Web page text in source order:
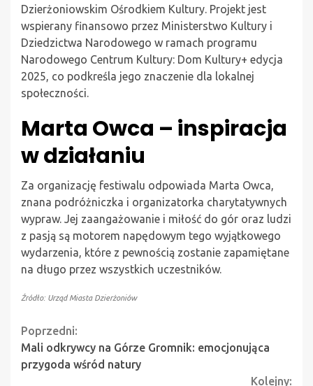
Dzierżoniowskim Ośrodkiem Kultury. Projekt jest
wspierany finansowo przez Ministerstwo Kultury i
Dziedzictwa Narodowego w ramach programu
Narodowego Centrum Kultury: Dom Kultury+ edycja
2025, co podkreśla jego znaczenie dla lokalnej
społeczności.
Marta Owca – inspiracja
w działaniu
Za organizację festiwalu odpowiada Marta Owca,
znana podróżniczka i organizatorka charytatywnych
wypraw. Jej zaangażowanie i miłość do gór oraz ludzi
z pasją są motorem napędowym tego wyjątkowego
wydarzenia, które z pewnością zostanie zapamiętane
na długo przez wszystkich uczestników.
Źródło: Urząd Miasta Dzierżoniów
Continue
Reading
Poprzedni:
Mali odkrywcy na Górze Gromnik: emocjonująca
przygoda wśród natury
Kolejny: